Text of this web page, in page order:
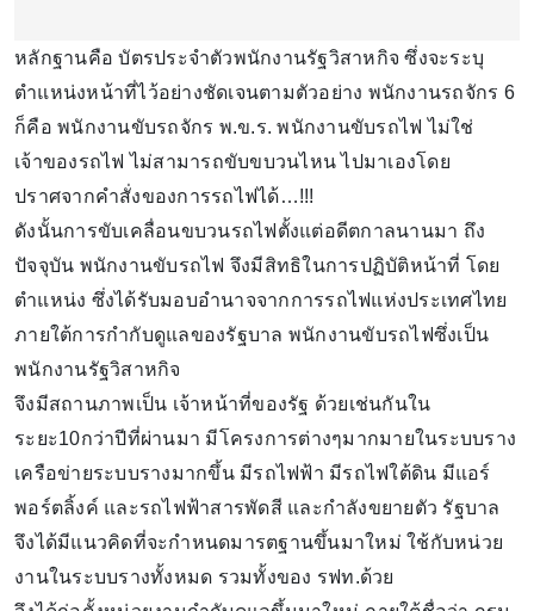
หลักฐานคือ บัตรประจำตัวพนักงานรัฐวิสาหกิจ ซึ่งจะระบุ
ตำแหน่งหน้าที่ไว้อย่างชัดเจนตามตัวอย่าง พนักงานรถจักร 6
ก็คือ พนักงานขับรถจักร พ.ข.ร. พนักงานขับรถไฟ ไม่ใช่
เจ้าของรถไฟ ไม่สามารถขับขบวนไหน ไปมาเองโดย
ปราศจากคำสั่งของการรถไฟได้…!!!
ดังนั้นการขับเคลื่อนขบวนรถไฟตั้งแต่อดีตกาลนานมา ถึง
ปัจจุบัน พนักงานขับรถไฟ จึงมีสิทธิในการปฏิบัติหน้าที่ โดย
ตำแหน่ง ซึ่งได้รับมอบอำนาจจากการรถไฟแห่งประเทศไทย
ภายใต้การกำกับดูแลของรัฐบาล พนักงานขับรถไฟซึ่งเป็น
พนักงานรัฐวิสาหกิจ
จึงมีสถานภาพเป็น เจ้าหน้าที่ของรัฐ ด้วยเช่นกันใน
ระยะ10กว่าปีที่ผ่านมา มีโครงการต่างๆมากมายในระบบราง
เครือข่ายระบบรางมากขึ้น มีรถไฟฟ้า มีรถไฟใต้ดิน มีแอร์
พอร์ตลิ้งค์ และรถไฟฟ้าสารพัดสี และกำลังขยายตัว รัฐบาล
จึงได้มีแนวคิดที่จะกำหนดมารตฐานขึ้นมาใหม่ ใช้กับหน่วย
งานในระบบรางทั้งหมด รวมทั้งของ รฟท.ด้วย